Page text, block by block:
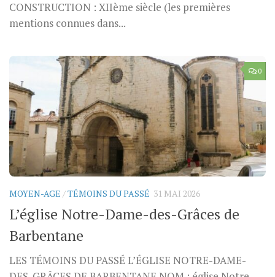
CONSTRUCTION : XIIème siècle (les premières
mentions connues dans...
0
MOYEN-AGE /TÉMOINS DU PASSÉ 31 MAI 2026
L’église Notre-Dame-des-Grâces de
Barbentane
LES TÉMOINS DU PASSÉ L’ÉGLISE NOTRE-DAME-